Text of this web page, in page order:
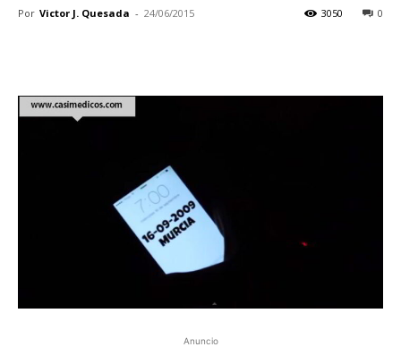
Por Victor J. Quesada - 24/06/2015 0
3050
Anuncio